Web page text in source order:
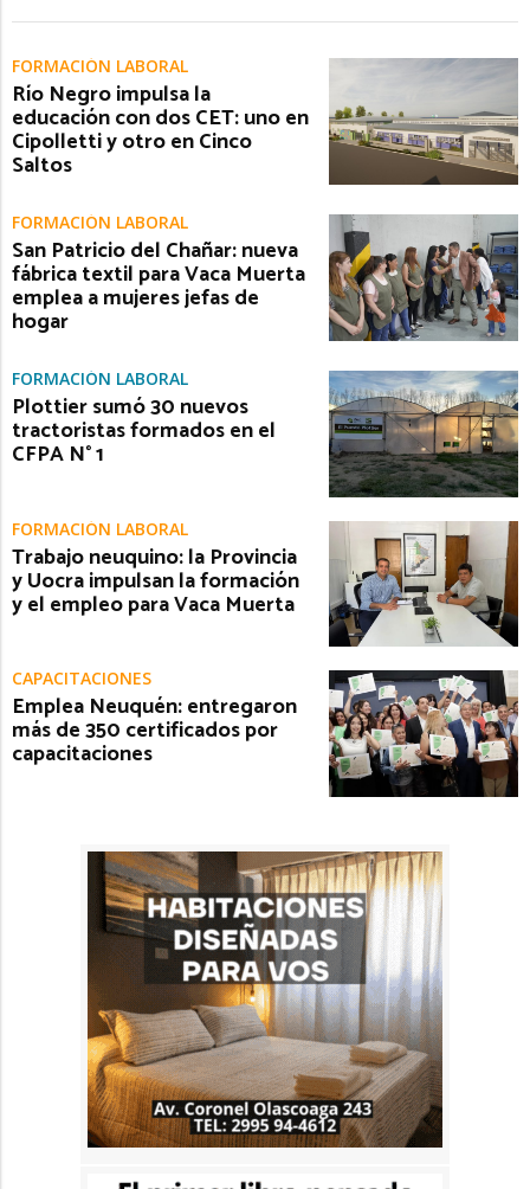
FORMACIÓN LABORAL
Río Negro impulsa la
educación con dos CET: uno en
Cipolletti y otro en Cinco
Saltos
FORMACIÓN LABORAL
San Patricio del Chañar: nueva
fábrica textil para Vaca Muerta
emplea a mujeres jefas de
hogar
FORMACIÓN LABORAL
Plottier sumó 30 nuevos
tractoristas formados en el
CFPA N° 1
FORMACIÓN LABORAL
Trabajo neuquino: la Provincia
y Uocra impulsan la formación
y el empleo para Vaca Muerta
CAPACITACIONES
Emplea Neuquén: entregaron
más de 350 certificados por
capacitaciones